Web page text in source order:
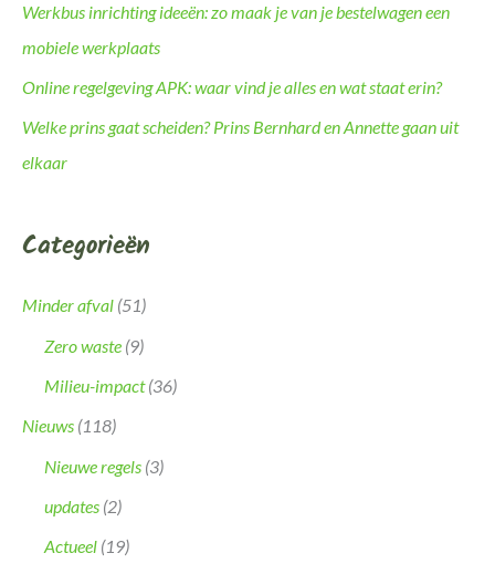
Werkbus inrichting ideeën: zo maak je van je bestelwagen een
mobiele werkplaats
Online regelgeving APK: waar vind je alles en wat staat erin?
Welke prins gaat scheiden? Prins Bernhard en Annette gaan uit
elkaar
Categorieën
Minder afval (51)
Zero waste (9)
Milieu-impact(36)
Nieuws (118)
Nieuwe regels (3)
updates (2)
Actueel (19)